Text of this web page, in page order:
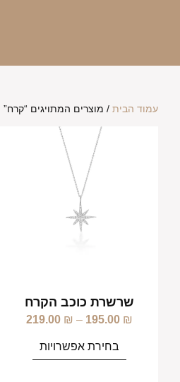
עמוד הבית/ מוצרים המתויגים “קרח”
שרשרת כוכב הקרח
195.00 ₪
–
219.00 ₪
בחירת אפשרויות